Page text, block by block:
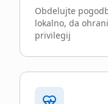
Obdelujte
lokalno, da
privilegij